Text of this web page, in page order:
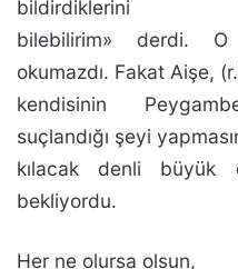
bildirdiklerini
bilebilirim» derdi. O
okumazdı. Fakat Aişe,
kendisinin
suçlandığı şeyi
kılacak denli büyük
bekliyordu.
Her ne olursa olsun,